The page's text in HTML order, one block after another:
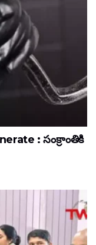
: సంక్రాంతికి